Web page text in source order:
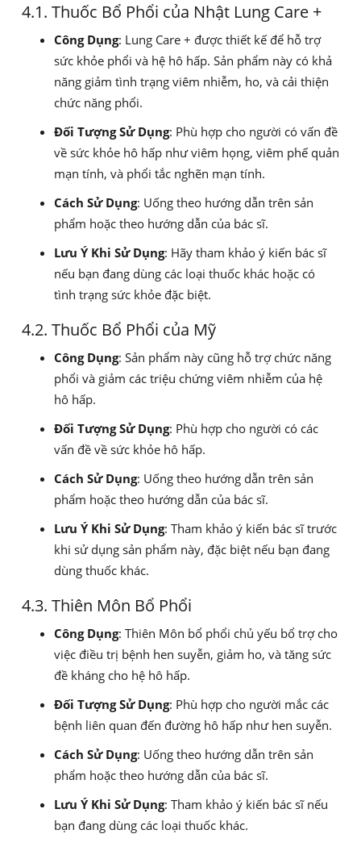
4.1. Thuốc Bổ Phổi của Nhật Lung Care +
Công Dụng: Lung Care + được thiết kế để hỗ trợ
sức khỏe phổi và hệ hô hấp. Sản phẩm này có khả
năng giảm tình trạng viêm nhiễm, ho, và cải thiện
chức năng phổi.
Đối Tượng Sử Dụng: Phù hợp cho người có vấn đề
về sức khỏe hô hấp như viêm họng, viêm phế quản
mạn tính, và phổi tắc nghẽn mạn tính.
Cách Sử Dụng: Uống theo hướng dẫn trên sản
phẩm hoặc theo hướng dẫn của bác sĩ.
Lưu Ý Khi Sử Dụng: Hãy tham khảo ý kiến bác sĩ
nếu bạn đang dùng các loại thuốc khác hoặc có
tình trạng sức khỏe đặc biệt.
4.2. Thuốc Bổ Phổi của Mỹ
Công Dụng: Sản phẩm này cũng hỗ trợ chức năng
phổi và giảm các triệu chứng viêm nhiễm của hệ
hô hấp.
Đối Tượng Sử Dụng: Phù hợp cho người có các
vấn đề về sức khỏe hô hấp.
Cách Sử Dụng: Uống theo hướng dẫn trên sản
phẩm hoặc theo hướng dẫn của bác sĩ.
Lưu Ý Khi Sử Dụng: Tham khảo ý kiến bác sĩ trước
khi sử dụng sản phẩm này, đặc biệt nếu bạn đang
dùng thuốc khác.
4.3. Thiên Môn Bổ Phổi
Công Dụng: Thiên Môn bổ phổi chủ yếu bổ trợ cho
việc điều trị bệnh hen suyễn, giảm ho, và tăng sức
đề kháng cho hệ hô hấp.
Đối Tượng Sử Dụng: Phù hợp cho người mắc các
bệnh liên quan đến đường hô hấp như hen suyễn.
Cách Sử Dụng: Uống theo hướng dẫn trên sản
phẩm hoặc theo hướng dẫn của bác sĩ.
Lưu Ý Khi Sử Dụng: Tham khảo ý kiến bác sĩ nếu
bạn đang dùng các loại thuốc khác.